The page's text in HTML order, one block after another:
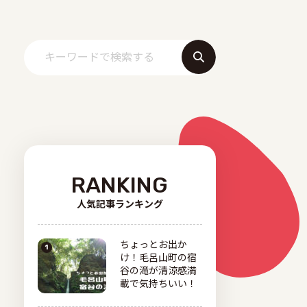
RANKING
人気記事ランキング
ちょっとお出か
け！毛呂山町の宿
谷の滝が清涼感満
載で気持ちいい！